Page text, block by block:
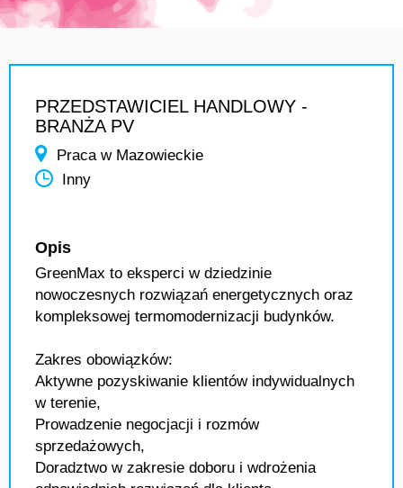
PRZEDSTAWICIEL HANDLOWY -
BRANŻA PV
Praca w Mazowieckie
Inny
Opis
GreenMax to eksperci w dziedzinie
nowoczesnych rozwiązań energetycznych oraz
kompleksowej termomodernizacji budynków.
Zakres obowiązków:
Aktywne pozyskiwanie klientów indywidualnych
w terenie,
Prowadzenie negocjacji i rozmów
sprzedażowych,
Doradztwo w zakresie doboru i wdrożenia